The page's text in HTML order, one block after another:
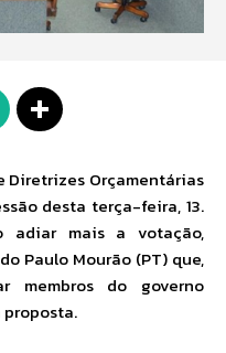
Diretrizes Orçamentárias
desta terça-feira, 13.
adiar mais a votação,
Paulo Mourão (PT) que,
membros do governo
proposta.